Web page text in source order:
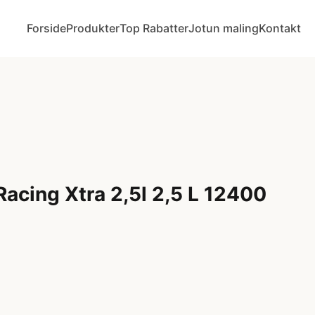
ForsideProdukterTop RabatterJotun malingKontakt
Xtra 2,5l 2,5 L 12400